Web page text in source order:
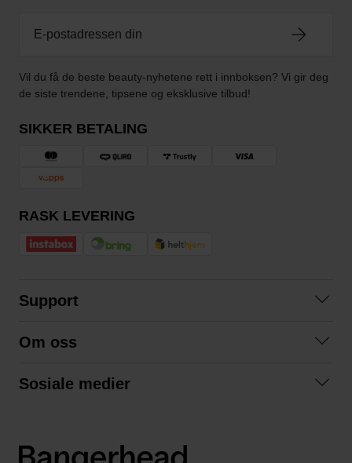
Vil du få de beste beauty-nyhetene rett i innboksen? Vi gir deg
de siste trendene, tipsene og eksklusive tilbud!
SIKKER BETALING
RASK LEVERING
Support
Kjøpsvilkår
Om oss
Sosiale medier
LinkedIn